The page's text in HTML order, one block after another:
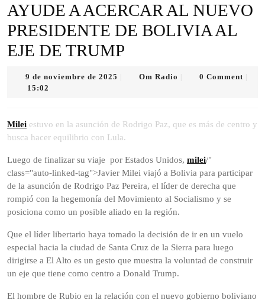
AYUDE A ACERCAR AL NUEVO
PRESIDENTE DE BOLIVIA AL
EJE DE TRUMP
9 de noviembre de 2025
2025
Om Radio 0 Comment
15:02
Milei estuvo en la asunción de Rodrigo Paz, que es más de centro y
busca hacer equilibrio con Lula.
Luego de finalizar su viaje por Estados Unidos, milei/"
class="auto-linked-tag">Javier Milei viajó a Bolivia para participar
de la asunción de Rodrigo Paz Pereira, el líder de derecha que
rompió con la hegemonía del Movimiento al Socialismo y se
posiciona como un posible aliado en la región.
Que el líder libertario haya tomado la decisión de ir en un vuelo
especial hacia la ciudad de Santa Cruz de la Sierra para luego
dirigirse a El Alto es un gesto que muestra la voluntad de construir
un eje que tiene como centro a Donald Trump.
El hombre de Rubio en la relación con el nuevo gobierno boliviano